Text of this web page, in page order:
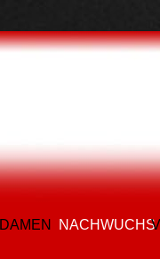
DAMEN NACHWUCHS